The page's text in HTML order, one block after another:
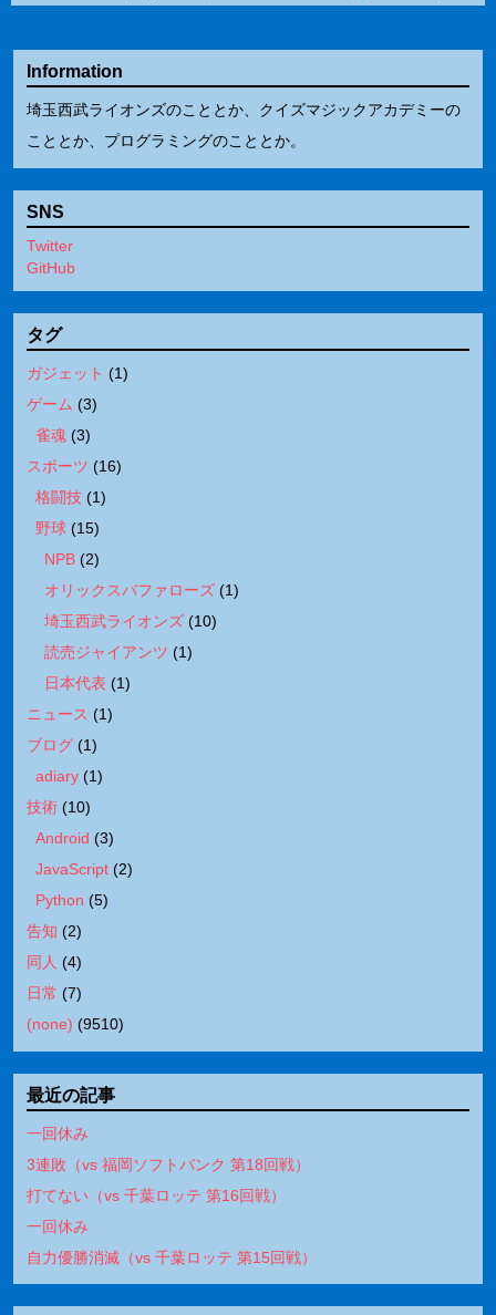
Information
埼玉西武ライオンズのこととか、クイズマジックアカデミーの
こととか、プログラミングのこととか。
SNS
Twitter
GitHub
タグ
ガジェット (1)
ゲーム (3)
雀魂 (3)
スポーツ (16)
格闘技 (1)
野球 (15)
NPB (2)
オリックスバファローズ (1)
埼玉西武ライオンズ (10)
読売ジャイアンツ (1)
日本代表 (1)
ニュース (1)
ブログ (1)
adiary (1)
技術 (10)
Android (3)
JavaScript (2)
Python (5)
告知 (2)
同人 (4)
日常 (7)
(none) (9510)
最近の記事
一回休み
3連敗（vs 福岡ソフトバンク 第18回戦）
打てない（vs 千葉ロッテ 第16回戦）
一回休み
自力優勝消滅（vs 千葉ロッテ 第15回戦）